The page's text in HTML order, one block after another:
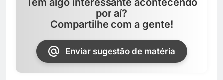
Tem algo interessante acontecendo
por aí?
Compartilhe com a gente!
Enviar sugestão de matéria